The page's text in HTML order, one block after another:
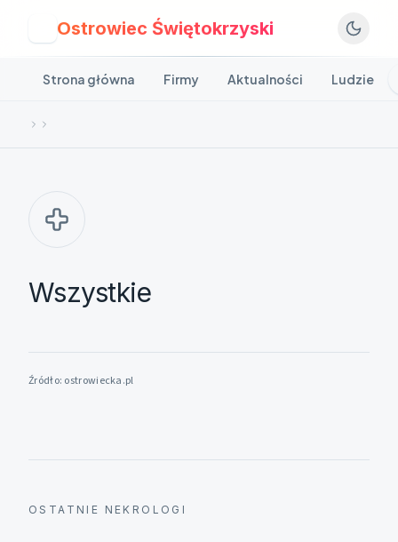
Ostrowiec Świętokrzyski
Strona główna Firmy Aktualności Ludzie
Wszystkie
Źródło: ostrowiecka.pl
OSTATNIE NEKROLOGI